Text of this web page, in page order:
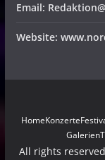
Email:
Website:
HomeKonzerte
Galerien
All rights